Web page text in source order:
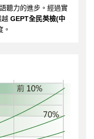
聽力的進步。經過實
越 GEPT全民英檢(中
。